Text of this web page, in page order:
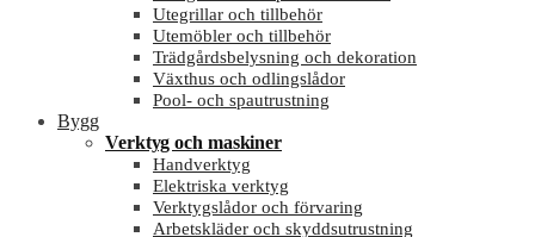
Utegrillar och tillbehör
Utemöbler och tillbehör
Trädgårdsbelysning och dekoration
Växthus och odlingslådor
Pool- och spautrustning
Bygg
Verktyg och maskiner
Handverktyg
Elektriska verktyg
Verktygslådor och förvaring
Arbetskläder och skyddsutrustning